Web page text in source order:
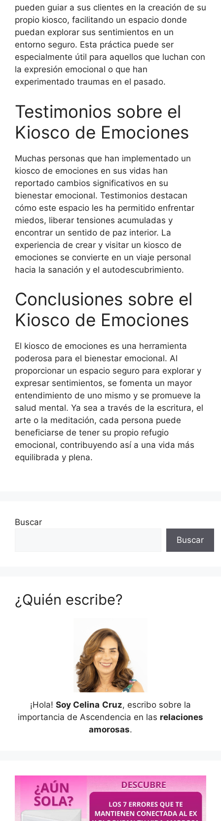
pueden guiar a sus clientes en la creación de su
propio kiosco, facilitando un espacio donde
puedan explorar sus sentimientos en un
entorno seguro. Esta práctica puede ser
especialmente útil para aquellos que luchan con
la expresión emocional o que han
experimentado traumas en el pasado.
Testimonios sobre el
Kiosco de Emociones
Muchas personas que han implementado un
kiosco de emociones en sus vidas han
reportado cambios significativos en su
bienestar emocional. Testimonios destacan
cómo este espacio les ha permitido enfrentar
miedos, liberar tensiones acumuladas y
encontrar un sentido de paz interior. La
experiencia de crear y visitar un kiosco de
emociones se convierte en un viaje personal
hacia la sanación y el autodescubrimiento.
Conclusiones sobre el
Kiosco de Emociones
El kiosco de emociones es una herramienta
poderosa para el bienestar emocional. Al
proporcionar un espacio seguro para explorar y
expresar sentimientos, se fomenta un mayor
entendimiento de uno mismo y se promueve la
salud mental. Ya sea a través de la escritura, el
arte o la meditación, cada persona puede
beneficiarse de tener su propio refugio
emocional, contribuyendo así a una vida más
equilibrada y plena.
Buscar
Buscar
¿Quién escribe?
¡Hola! Soy Celina Cruz, escribo sobre la
importancia de Ascendencia en las relaciones
amorosas.